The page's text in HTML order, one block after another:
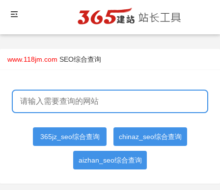
www.118jm.com SEO综合查询
365jz_seo综合查询 chinaz_seo综合查询
aizhan_seo综合查询